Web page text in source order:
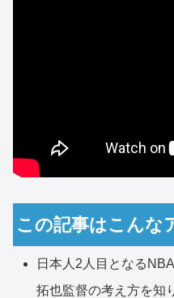
この記事はこんな
日本人2人目となる
拓也監督の考え方を知